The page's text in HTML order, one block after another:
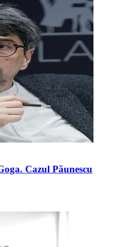
Cazul Păunescu